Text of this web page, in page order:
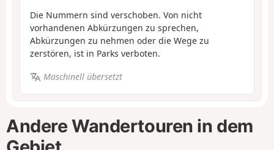
Die Nummern sind verschoben. Von nicht
vorhandenen Abkürzungen zu sprechen,
Abkürzungen zu nehmen oder die Wege zu
zerstören, ist in Parks verboten.
Maschinell übersetzt
Andere Wandertouren in dem